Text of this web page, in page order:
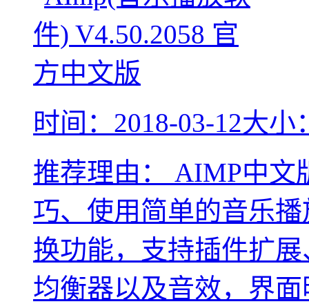
时间：2018-03-12大小
推荐理由：
AIMP中文
巧、使用简单的音乐
换功能，支持插件扩
均衡器以及音效，界